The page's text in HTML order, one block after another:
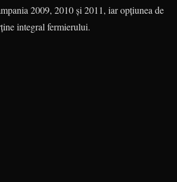
2009, 2010 şi 2011, iar opţiunea de
integral fermierului.